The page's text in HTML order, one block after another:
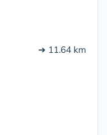
➔ 11.64 km